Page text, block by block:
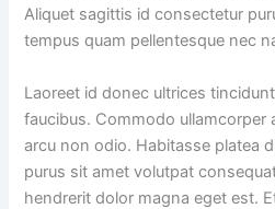
Aliquet sagittis id consectetur
tempus quam pellentesque nec
Laoreet id donec ultrices
faucibus. Commodo ullamcorper
arcu non odio. Habitasse platea
purus sit amet volutpat
hendrerit dolor magna eget est.